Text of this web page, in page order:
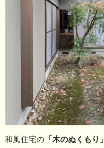
和風住宅の 「木のぬくもり」